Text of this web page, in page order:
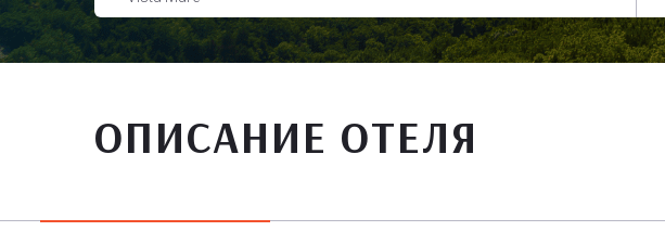
ОПИСАНИЕ ОТЕЛЯ